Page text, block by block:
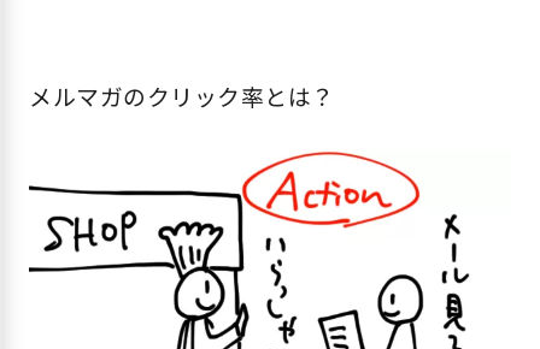
メルマガのクリック率とは？